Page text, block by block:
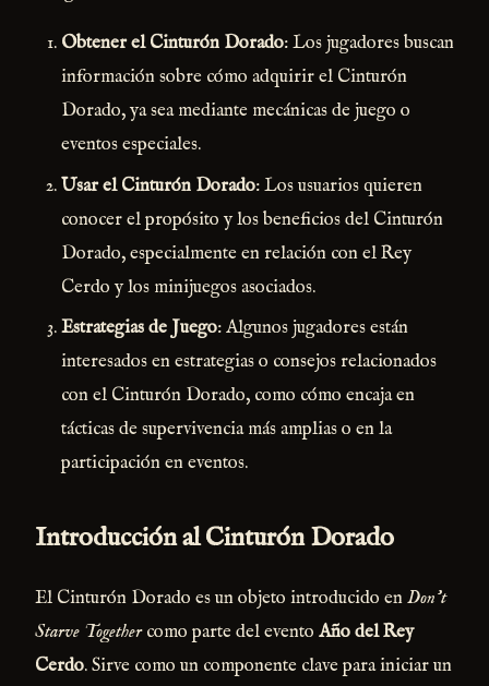
Obtener el Cinturón Dorado: Los jugadores buscan
información sobre cómo adquirir el Cinturón
Dorado, ya sea mediante mecánicas de juego o
eventos especiales.
Usar el Cinturón Dorado: Los usuarios quieren
conocer el propósito y los beneficios del Cinturón
Dorado, especialmente en relación con el Rey
Cerdo y los minijuegos asociados.
Estrategias de Juego: Algunos jugadores están
interesados en estrategias o consejos relacionados
con el Cinturón Dorado, como cómo encaja en
tácticas de supervivencia más amplias o en la
participación en eventos.
Introducción al Cinturón Dorado
El Cinturón Dorado es un objeto introducido enDon't
Starve Togethercomo parte del evento Año del Rey
Cerdo. Sirve como un componente clave para iniciar un